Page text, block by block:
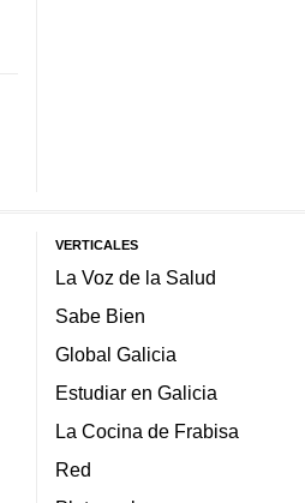
VERTICALES
La Voz de la Salud
Sabe Bien
Global Galicia
Estudiar en Galicia
La Cocina de Frabisa
Red